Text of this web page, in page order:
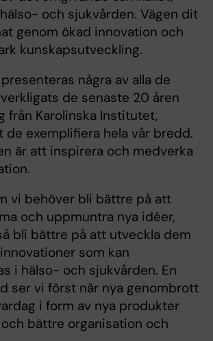
och sjukvården. Vägen dit
genom ökad innovation och
kunskapsutveckling.
några av alla de
de senaste 20 åren
från Karolinska Institutet,
de exemplifiera hela vår bredd.
är att inspirera och medverka
vi behöver bli bättre på att
och uppmuntra nya idéer,
bli bättre på att utveckla dem
som kan
i hälso- och sjukvården. En
ser vi först när nya genombrott
i form av nya produkter
bättre organisation och